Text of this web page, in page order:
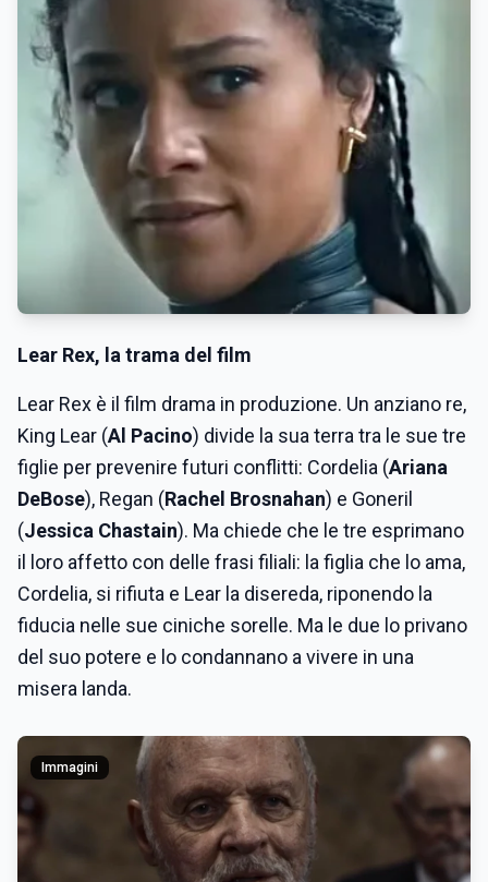
Lear Rex, la trama del film
Lear Rex è il film drama in produzione. Un anziano re,
King Lear (Al Pacino) divide la sua terra tra le sue tre
figlie per prevenire futuri conflitti: Cordelia (Ariana
DeBose), Regan (Rachel Brosnahan) e Goneril
(Jessica Chastain). Ma chiede che le tre esprimano
il loro affetto con delle frasi filiali: la figlia che lo ama,
Cordelia, si rifiuta e Lear la disereda, riponendo la
fiducia nelle sue ciniche sorelle. Ma le due lo privano
del suo potere e lo condannano a vivere in una
misera landa.
Immagini